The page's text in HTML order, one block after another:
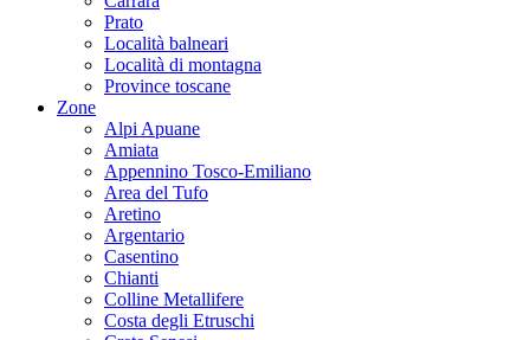
Prato
Località balneari
Località di montagna
Province toscane
Zone
Alpi Apuane
Amiata
Appennino Tosco-Emiliano
Area del Tufo
Aretino
Argentario
Casentino
Chianti
Colline Metallifere
Costa degli Etruschi